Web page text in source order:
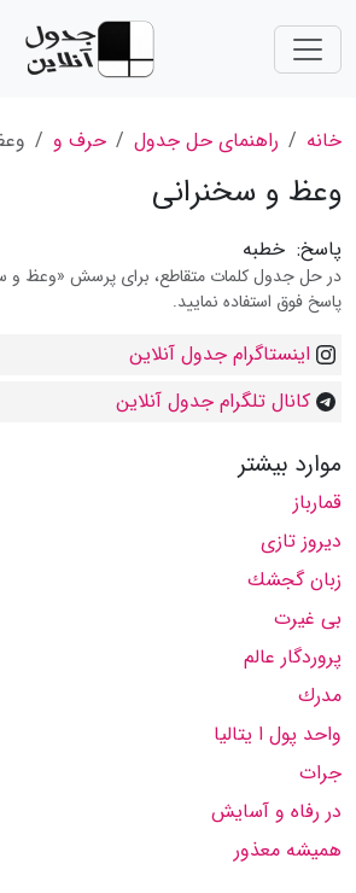
خانه راهنمای حل جدول حرف و
وعظ و سخنرانی
پاسخ: خطبه
در حل جدول کلمات متقاطع، برای پرسش «وعظ و
پاسخ فوق استفاده نمایید.
اینستاگرام جدول آنلاین
کانال تلگرام جدول آنلاین
موارد بیشتر
قمارباز
دیروز تازی
زبان گجشك
بی غیرت
پروردگار عالم
مدرك
واحد پول ا یتالیا
جرات
در رفاه و آسایش
همیشه معذور